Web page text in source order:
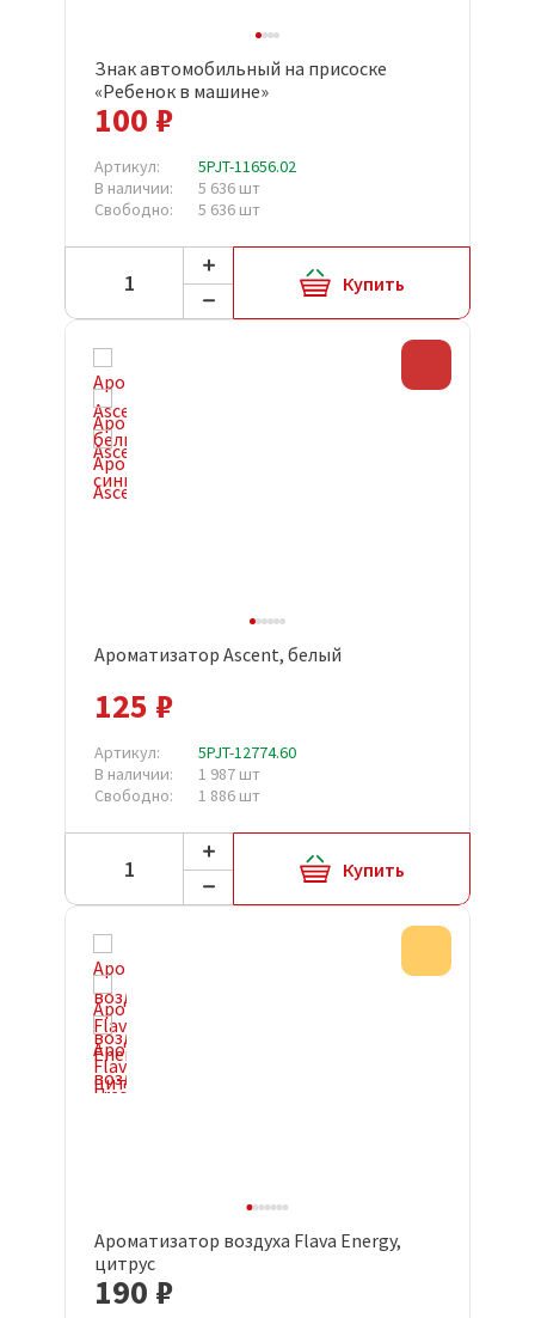
Знак автомобильный на присоске
«Ребенок в машине»
100 ₽
Артикул:
5PJT-11656.02
В наличии:
5 636 шт
Свободно:
5 636 шт
Купить
Ароматизатор Ascent, белый
125 ₽
Артикул:
5PJT-12774.60
В наличии:
1 987 шт
Свободно:
1 886 шт
Купить
Ароматизатор воздуха Flava Energy,
цитрус
190 ₽